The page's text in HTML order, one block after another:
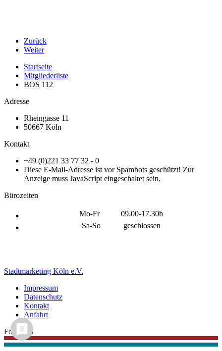
Zurück
Weiter
Startseite
Mitgliederliste
BOS 112
Adresse
Rheingasse 11
50667 Köln
Kontakt
+49 (0)221 33 77 32 - 0
Diese E-Mail-Adresse ist vor Spambots geschützt! Zur
Anzeige muss JavaScript eingeschaltet sein.
Bürozeiten
Mo-Fr
09.00-17.30h
Sa-So
geschlossen
Stadtmarketing Köln e.V.
Impressum
Datenschutz
Kontakt
Anfahrt
Folgt uns